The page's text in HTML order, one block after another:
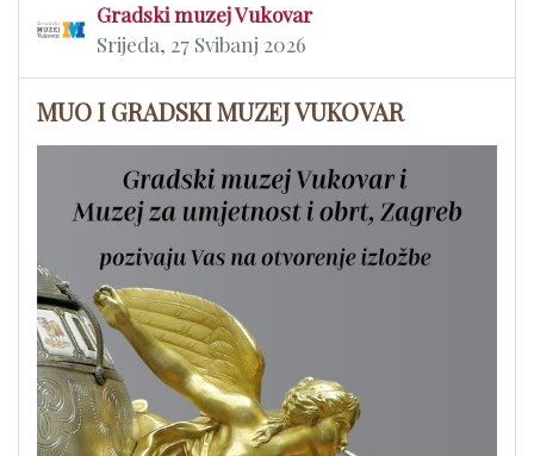
Gradski muzej Vukovar
Srijeda, 27 Svibanj 2026
MUO I GRADSKI MUZEJ VUKOVAR